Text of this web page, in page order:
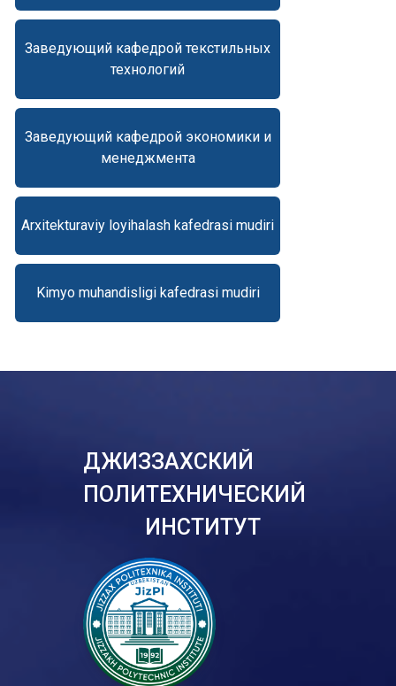
Заведующий кафедрой текстильных
технологий
Заведующий кафедрой экономики и
менеджмента
Arxitekturaviy loyihalash kafedrasi mudiri
Kimyo muhandisligi kafedrasi mudiri
ДЖИЗЗАХСКИЙ
ПОЛИТЕХНИЧЕСКИЙ
ИНСТИТУТ